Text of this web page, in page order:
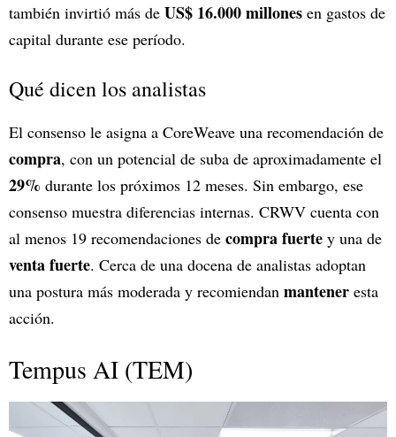
también invirtió más de US$ 16.000 millones en gastos de
capital durante ese período.
Qué dicen los analistas
El consenso le asigna a CoreWeave una recomendación de
compra, con un potencial de suba de aproximadamente el
29% durante los próximos 12 meses. Sin embargo, ese
consenso muestra diferencias internas. CRWV cuenta con
al menos 19 recomendaciones de compra fuerte y una de
venta fuerte. Cerca de una docena de analistas adoptan
una postura más moderada y recomiendan mantener esta
acción.
Tempus AI (TEM)